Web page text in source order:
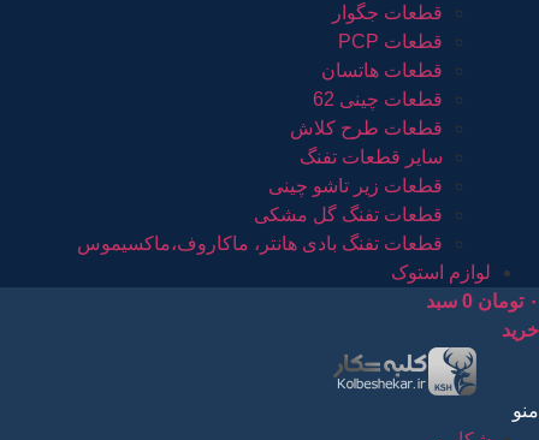
قطعات جگوار
قطعات PCP
قطعات هاتسان
قطعات چینی 62
قطعات طرح کلاش
سایر قطعات تفنگ
قطعات زیر تاشو چینی
قطعات تفنگ گل مشکی
قطعات تفنگ بادی هانتر، ماکاروف،ماکسیموس
لوازم استوک
۰ تومان 0 سبد
خرید
منو